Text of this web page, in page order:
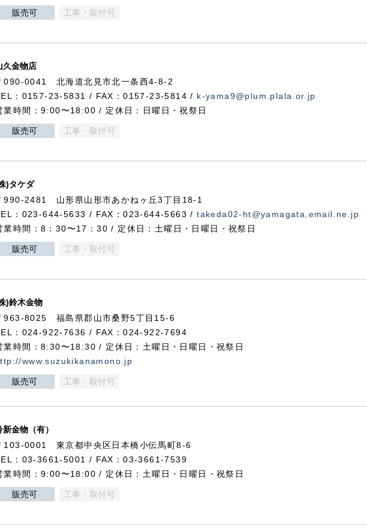
販売可 工事・取付可
久金物店
090-0041 北海道北見市北一条西4-8-2
：0157-23-5831 / FAX：0157-23-5814 / k-yama9@plum.plala.or.jp
業時間：9:00〜18:00 / 定休日：日曜日・祝祭日
販売可 工事・取付可
)タケダ
990-2481 山形県山形市あかねヶ丘3丁目18-1
：023-644-5633 / FAX：023-644-5663 /takeda02-ht@yamagata.email.ne.jp
業時間：8：30〜17：30 / 定休日：土曜日・日曜日・祝祭日
販売可 工事・取付可
)鈴木金物
963-8025 福島県郡山市桑野5丁目15-6
：024-922-7636 / FAX：024-922-7694
業時間：8:30〜18:30 / 定休日：土曜日・日曜日・祝祭日
www.suzukikanamono.jp
販売可 工事・取付可
新金物（有）
103-0001 東京都中央区日本橋小伝馬町8-6
：03-3661-5001 / FAX：03-3661-7539
業時間：9:00〜18:00 / 定休日：土曜日・日曜日・祝祭日
販売可 工事・取付可